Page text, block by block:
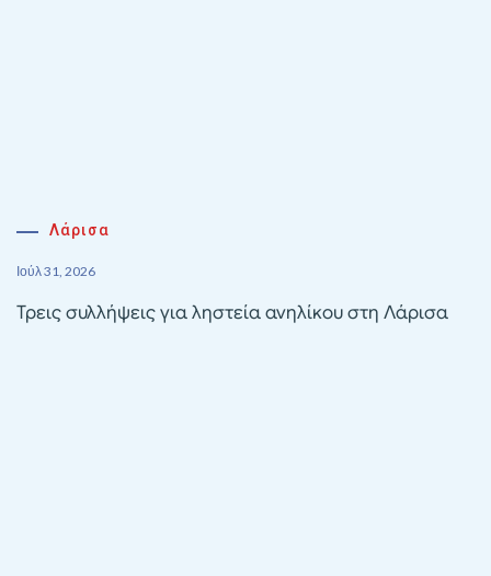
Λάρισα
Ιούλ 31, 2026
Τρεις συλλήψεις για ληστεία ανηλίκου στη Λάρισα